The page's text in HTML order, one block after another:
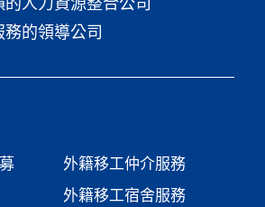
的領導公司
外籍移工仲介服務
外籍移工宿舍服務